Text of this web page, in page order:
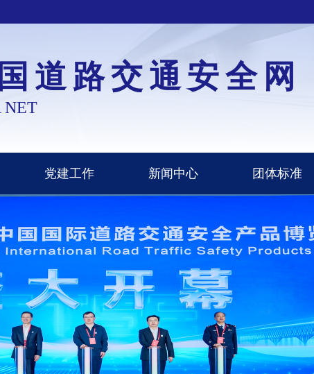
道路交通安全网
NET
党建工作 新闻中心 团体标准